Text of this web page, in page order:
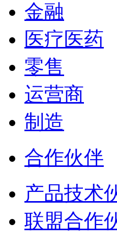
金融
医疗医药
零售
运营商
制造
合作伙伴
产品技术
联盟合作